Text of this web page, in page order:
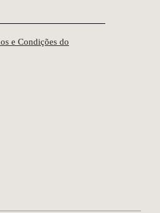
e Condições do